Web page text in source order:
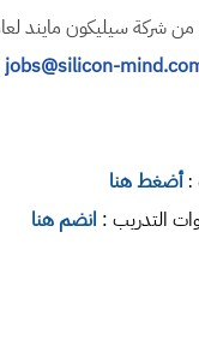
jobs@silicon-
: أضغط هنا
التدريب : انضم هنا